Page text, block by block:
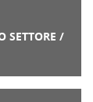
SETTORE /